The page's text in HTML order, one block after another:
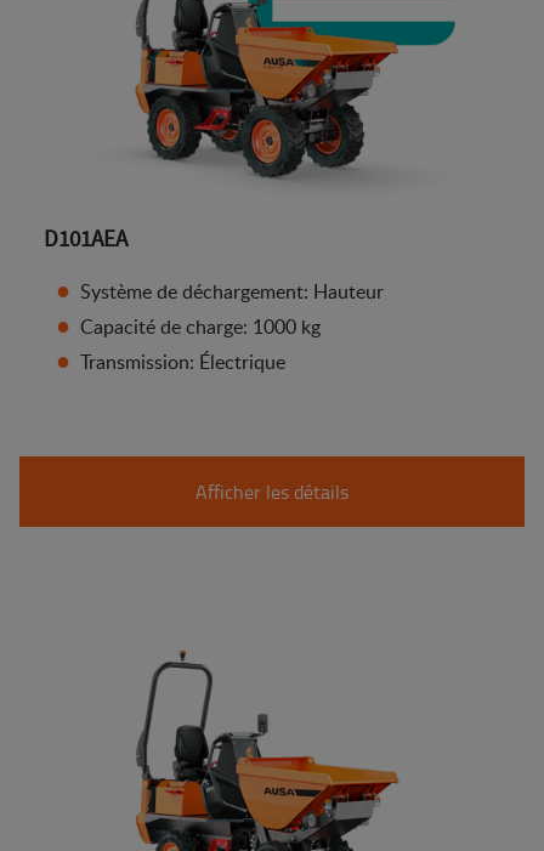
D101AEA
Système de déchargement: Hauteur
Capacité de charge: 1000 kg
Transmission: Électrique
Afficher les détails